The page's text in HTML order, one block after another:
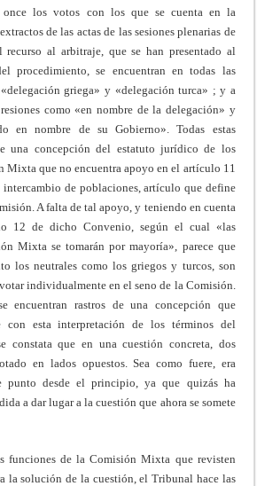
los votos con los que se cuenta en la
de las actas de las sesiones plenarias de
al arbitraje, que se han presentado al
procedimiento, se encuentran en todas las
griega» y «delegación turca» ; y a
como «en nombre de la delegación» y
en nombre de su Gobierno». Todas estas
una concepción del estatuto jurídico de los
Mixta que no encuentra apoyo en el artículo 11
de poblaciones, artículo que define
A falta de tal apoyo, y teniendo en cuenta
12 de dicho Convenio, según el cual «las
Mixta se tomarán por mayoría», parece que
los neutrales como los griegos y turcos, son
individualmente en el seno de la Comisión.
encuentran rastros de una concepción que
con esta interpretación de los términos del
constata que en una cuestión concreta, dos
en lados opuestos. Sea como fuere, era
punto desde el principio, ya que quizás ha
a dar lugar a la cuestión que ahora se somete
funciones de la Comisión Mixta que revisten
la solución de la cuestión, el Tribunal hace las